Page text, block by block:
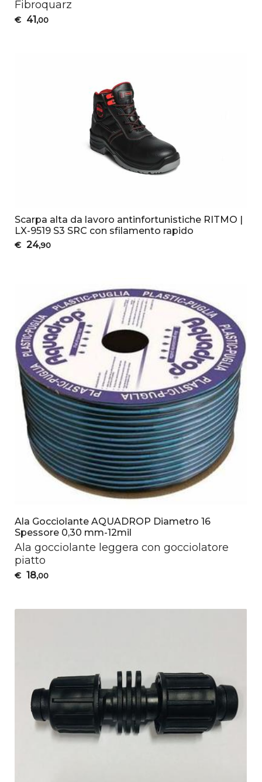
Fibroquarz
€ 41 ,00
Scarpa alta da lavoro antinfortunistiche RITMO |
LX-9519 S3 SRC con sfilamento rapido
€ 24,90
Ala Gocciolante AQUADROP Diametro 16
Spessore 0,30 mm-12mil
Ala gocciolante leggera con gocciolatore
piatto
€ 18,00